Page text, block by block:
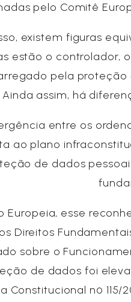
pelo Comitê
existem figuras
estão o controlador,
pela
Ainda assim, há
entre os
ao plano
de dados
Europeia, esse
Direitos
sobre o
de dados foi
Constitucional nº 115/